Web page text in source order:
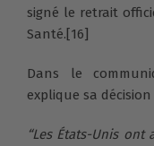
signé le retrait
Santé.[16]
Dans le
explique sa décision
“Les États-Unis